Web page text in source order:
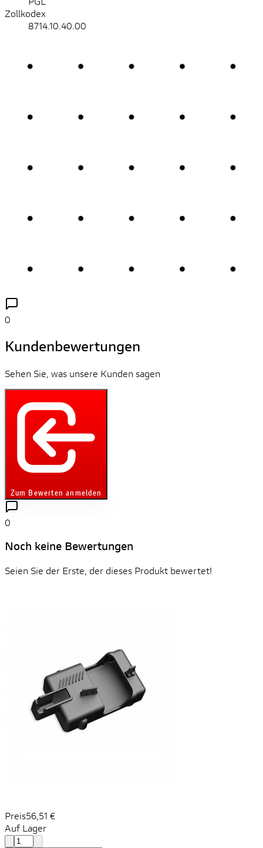
Zollkodex
8714.10.40.00
0
Kundenbewertungen
Sehen Sie, was unsere Kunden sagen
Zum Bewerten anmelden
0
Noch keine Bewertungen
Seien Sie der Erste, der dieses Produkt bewertet!
Preis56,51 €
Auf Lager